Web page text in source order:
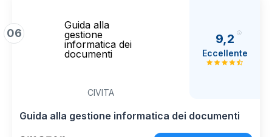
06
Guida alla
gestione
informatica dei
documenti
CIVITA
9,2
Eccellente
Guida alla gestione informatica dei documenti